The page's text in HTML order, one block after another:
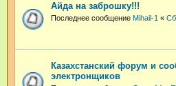
Айда на заброшку!!!
Последнее сообщение Mihail-1 « Сб
Казахстанский форум и
электронщиков